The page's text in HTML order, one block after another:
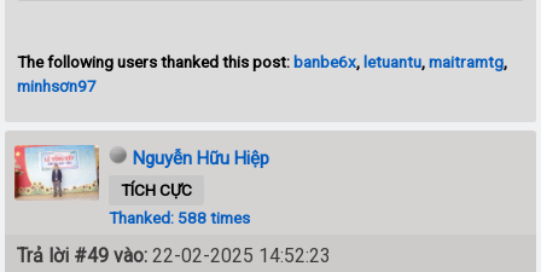
The following users thanked this post: banbe6x, letuantu,maitramtg,
minhsơn97
Nguyễn Hữu Hiệp
TÍCH CỰC
Thanked: 588 times
Trả lời #49 vào: 22-02-2025 14:52:23